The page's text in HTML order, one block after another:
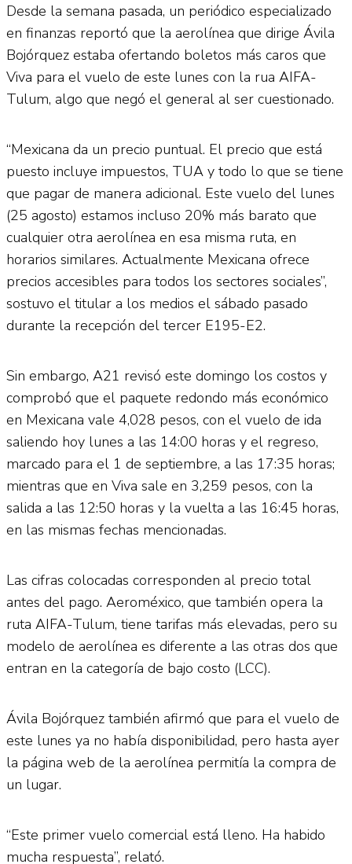
Desde la semana pasada, un periódico especializado
en finanzas reportó que la aerolínea que dirige Ávila
Bojórquez estaba ofertando boletos más caros que
Viva para el vuelo de este lunes con la rua AIFA-
Tulum, algo que negó el general al ser cuestionado.
“Mexicana da un precio puntual. El precio que está
puesto incluye impuestos, TUA y todo lo que se tiene
que pagar de manera adicional. Este vuelo del lunes
(25 agosto) estamos incluso 20% más barato que
cualquier otra aerolínea en esa misma ruta, en
horarios similares. Actualmente Mexicana ofrece
precios accesibles para todos los sectores sociales”,
sostuvo el titular a los medios el sábado pasado
durante la recepción del tercer E195-E2.
Sin embargo, A21 revisó este domingo los costos y
comprobó que el paquete redondo más económico
en Mexicana vale 4,028 pesos, con el vuelo de ida
saliendo hoy lunes a las 14:00 horas y el regreso,
marcado para el 1 de septiembre, a las 17:35 horas;
mientras que en Viva sale en 3,259 pesos, con la
salida a las 12:50 horas y la vuelta a las 16:45 horas,
en las mismas fechas mencionadas.
Las cifras colocadas corresponden al precio total
antes del pago. Aeroméxico, que también opera la
ruta AIFA-Tulum, tiene tarifas más elevadas, pero su
modelo de aerolínea es diferente a las otras dos que
entran en la categoría de bajo costo (LCC).
Ávila Bojórquez también afirmó que para el vuelo de
este lunes ya no había disponibilidad, pero hasta ayer
la página web de la aerolínea permitía la compra de
un lugar.
“Este primer vuelo comercial está lleno. Ha habido
mucha respuesta”, relató.